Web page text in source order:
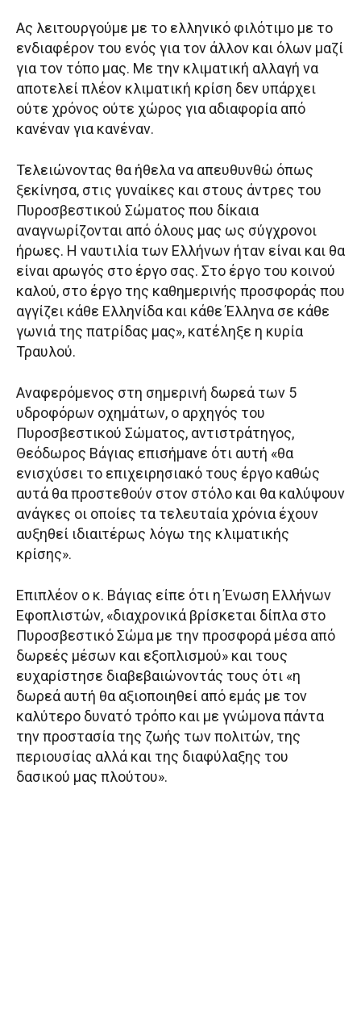
Ας λειτουργούμε με το ελληνικό φιλότιμο με το
ενδιαφέρον του ενός για τον άλλον και όλων μαζί
για τον τόπο μας. Με την κλιματική αλλαγή να
αποτελεί πλέον κλιματική κρίση δεν υπάρχει
ούτε χρόνος ούτε χώρος για αδιαφορία από
κανέναν για κανέναν.
Τελειώνοντας θα ήθελα να απευθυνθώ όπως
ξεκίνησα, στις γυναίκες και στους άντρες του
Πυροσβεστικού Σώματος που δίκαια
αναγνωρίζονται από όλους μας ως σύγχρονοι
ήρωες. Η ναυτιλία των Ελλήνων ήταν είναι και θα
είναι αρωγός στο έργο σας. Στο έργο του κοινού
καλού, στο έργο της καθημερινής προσφοράς που
αγγίζει κάθε Ελληνίδα και κάθε Έλληνα σε κάθε
γωνιά της πατρίδας μας», κατέληξε η κυρία
Τραυλού.
Αναφερόμενος στη σημερινή δωρεά των 5
υδροφόρων οχημάτων, ο αρχηγός του
Πυροσβεστικού Σώματος, αντιστράτηγος,
Θεόδωρος Βάγιας επισήμανε ότι αυτή «θα
ενισχύσει το επιχειρησιακό τους έργο καθώς
αυτά θα προστεθούν στον στόλο και θα καλύψουν
ανάγκες οι οποίες τα τελευταία χρόνια έχουν
αυξηθεί ιδιαιτέρως λόγω της κλιματικής
κρίσης».
Επιπλέον ο κ. Βάγιας είπε ότι η Ένωση Ελλήνων
Εφοπλιστών, «διαχρονικά βρίσκεται δίπλα στο
Πυροσβεστικό Σώμα με την προσφορά μέσα από
δωρεές μέσων και εξοπλισμού» και τους
ευχαρίστησε διαβεβαιώνοντάς τους ότι «η
δωρεά αυτή θα αξιοποιηθεί από εμάς με τον
καλύτερο δυνατό τρόπο και με γνώμονα πάντα
την προστασία της ζωής των πολιτών, της
περιουσίας αλλά και της διαφύλαξης του
δασικού μας πλούτου».